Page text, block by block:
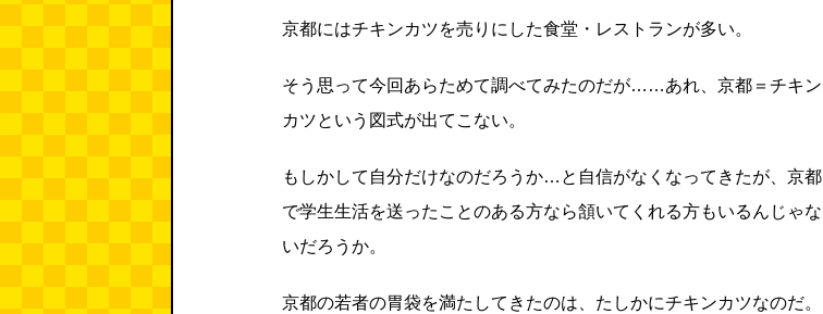
京都にはチキンカツを売りにした食堂・レストランが多い。
そう思って今回あらためて調べてみたのだが……あれ、京都＝チキン
カツという図式が出てこない。
もしかして自分だけなのだろうか…と自信がなくなってきたが、京都
で学生生活を送ったことのある方なら頷いてくれる方もいるんじゃな
いだろうか。
京都の若者の胃袋を満たしてきたのは、たしかにチキンカツなのだ。